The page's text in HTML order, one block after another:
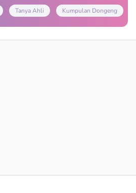
Tanya Ahli Kumpulan Dongeng